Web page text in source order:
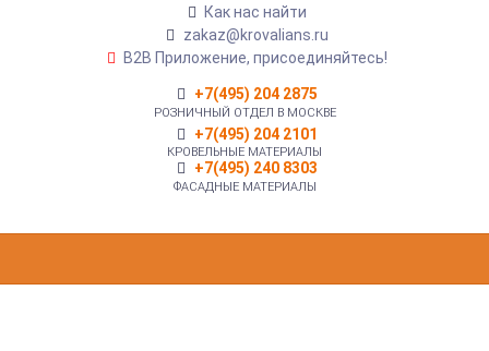
Как нас найти
zakaz@krovalians.ru
B2B Приложение, присоединяйтесь!
+7(495) 204 2875
РОЗНИЧНЫЙ ОТДЕЛ В МОСКВЕ
+7(495) 204 2101
КРОВЕЛЬНЫЕ МАТЕРИАЛЫ
+7(495) 240 8303
ФАСАДНЫЕ МАТЕРИАЛЫ